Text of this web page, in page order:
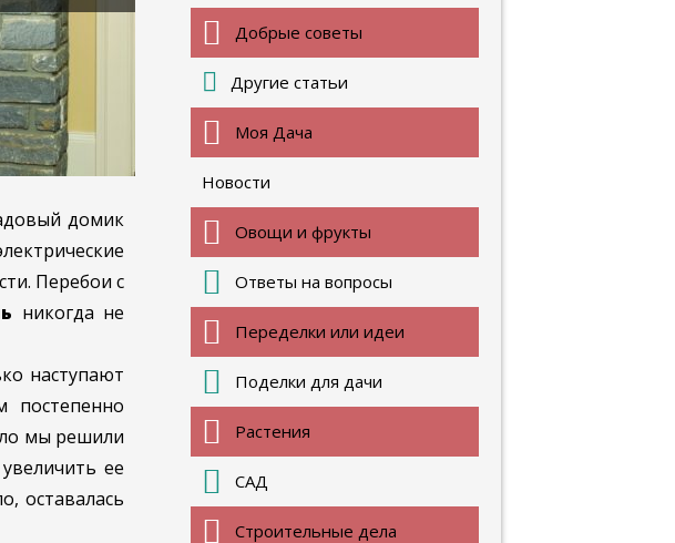
домик
Перебои с
никогда не
наступают
мы решили
ее
оставалась
Добрые советы
Другие статьи
Моя Дача
Новости
Овощи и фрукты
Ответы на вопросы
Переделки или идеи
Поделки для дачи
Растения
САД
Строительные дела